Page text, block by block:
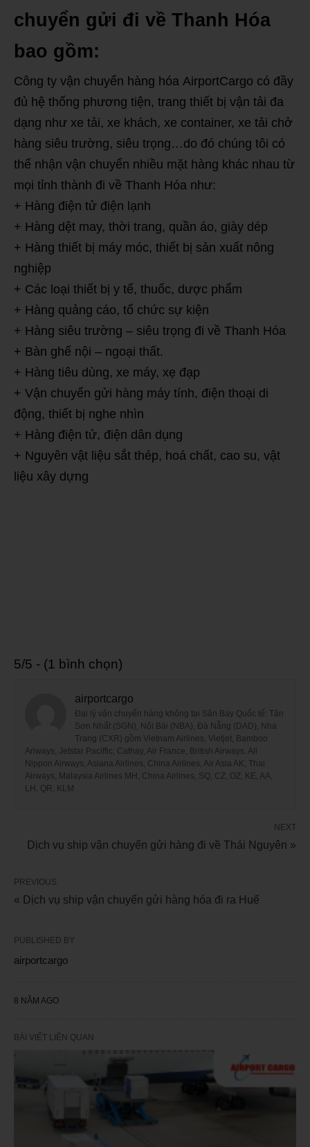
chuyển gửi đi về Thanh Hóa
bao gồm:
Công ty vận chuyển hàng hóa AirportCargo có đầy
đủ hệ thống phương tiện, trang thiết bị vận tải đa
dạng như xe tải, xe khách, xe container, xe tải chở
hàng siêu trường, siêu trọng…do đó chúng tôi có
thể nhận vận chuyển nhiều mặt hàng khác nhau từ
mọi tỉnh thành đi về Thanh Hóa như:
+ Hàng điện tử điện lạnh
+ Hàng dệt may, thời trang, quần áo, giày dép
+ Hàng thiết bị máy móc, thiết bị sản xuất nông
nghiệp
+ Các loại thiết bị y tế, thuốc, dược phẩm
+ Hàng quảng cáo, tổ chức sự kiện
+ Hàng siêu trường – siêu trọng đi về Thanh Hóa
+ Bàn ghế nội – ngoại thất.
+ Hàng tiêu dùng, xe máy, xẹ đạp
+ Vận chuyển gửi hàng máy tính, điện thoại di
động, thiết bị nghe nhìn
+ Hàng điện tử, điện dân dụng
+ Nguyên vật liệu sắt thép, hoá chất, cao su, vật
liệu xây dựng
5/5 - (1 bình chọn)
airportcargo
Đại lý vận chuyển hàng không tại Sân Bay Quốc tế: Tân
Sơn Nhất (SGN), Nội Bài (NBA), Đà Nẵng (DAD), Nha
Trang (CXR) gồm Vietnam Airlines, Vietjet, Bamboo
Ariways, Jetstar Paciffic, Cathay, Air France, British Airways. All
Nippon Airways, Asiana Airlines, China Airlines, Air Asia AK, Thai
Airways, Malaysia Airlines MH, China Airlines, SQ, CZ, OZ, KE, AA,
LH, QR, KLM
NEXT
Dịch vụ ship vận chuyển gửi hàng đi về Thái Nguyên »
PREVIOUS
« Dịch vụ ship vận chuyển gửi hàng hóa đi ra Huế
PUBLISHED BY
airportcargo
8 NĂM AGO
BÀI VIẾT LIÊN QUAN